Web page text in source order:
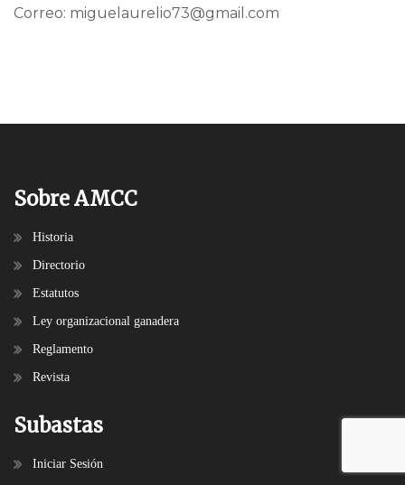
Correo: miguelaurelio73@gmail.com
Sobre AMCC
Historia
Directorio
Estatutos
Ley organizacional ganadera
Reglamento
Revista
Subastas
Iniciar Sesión